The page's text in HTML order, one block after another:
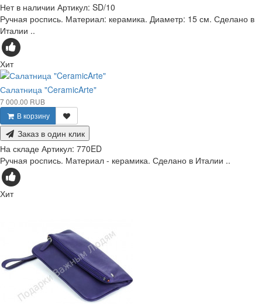
Нет в наличии Артикул: SD/10
Ручная роспись. Материал: керамика. Диаметр: 15 см. Сделано в
Италии ..
Хит
Салатница "CeramicArte"
7 000.00 RUB
В корзину
Заказ в один клик
На складе Артикул: 770ED
Ручная роспись. Материал - керамика. Сделано в Италии ..
Хит